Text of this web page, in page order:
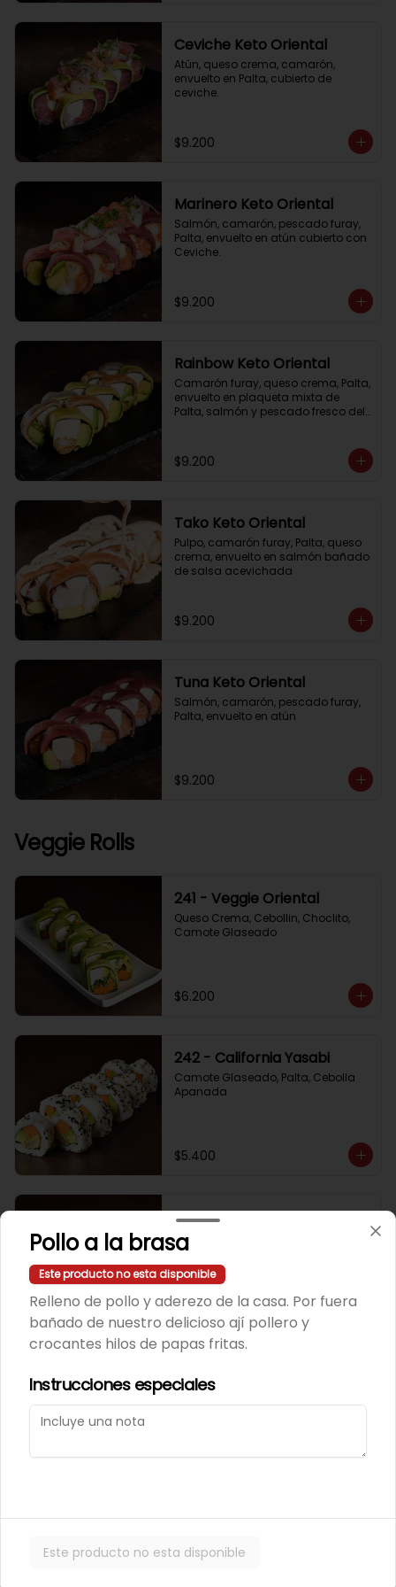
Ceviche Keto Oriental
Atún, queso crema, camarón,
envuelto en Palta, cubierto de
ceviche.
$9.200
Marinero Keto Oriental
Salmón, camarón, pescado furay,
Palta, envuelto en atún cubierto con
Ceviche.
$9.200
Rainbow Keto Oriental
Camarón furay, queso crema, Palta,
envuelto en plaqueta mixta de
Palta, salmón y pescado fresco del
$9.200
Tako Keto Oriental
Pulpo, camarón furay, Palta, queso
crema, envuelto en salmón bañado
de salsa acevichada
$9.200
Tuna Keto Oriental
Salmón, camarón, pescado furay,
Palta, envuelto en atún
$9.200
Veggie Rolls
241 - Veggie Oriental
Queso Crema, Cebollin, Choclito,
Camote Glaseado
$6.200
242 - California Yasabi
Camote Glaseado, Palta, Cebolla
Apanada
$5.400
243 - Avocado Veggie
Palmito, Choclito, Queso Crema,
Cebollin
$5.400
244 - Hot Mushroom
Pimenton
Champiñon Tempura, Palta,
Pollo a la brasa
Este producto no esta disponible
Relleno de pollo y aderezo de la casa. Por fuera
bañado de nuestro delicioso ají pollero y
crocantes hilos de papas fritas.
Instrucciones especiales
Este producto no esta disponible